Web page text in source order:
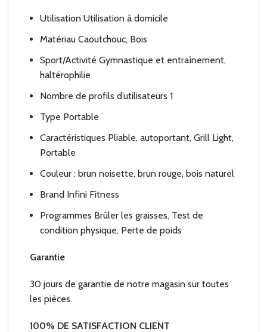
Utilisation Utilisation à domicile
Matériau Caoutchouc, Bois
Sport/Activité Gymnastique et entraînement,
haltérophilie
Nombre de profils d’utilisateurs 1
Type Portable
Caractéristiques Pliable, autoportant, Grill Light,
Portable
Couleur : brun noisette, brun rouge, bois naturel
Brand Infini Fitness
Programmes Brûler les graisses, Test de
condition physique, Perte de poids
Garantie
30 jours de garantie de notre magasin sur toutes
les pièces.
100% DE SATISFACTION CLIENT